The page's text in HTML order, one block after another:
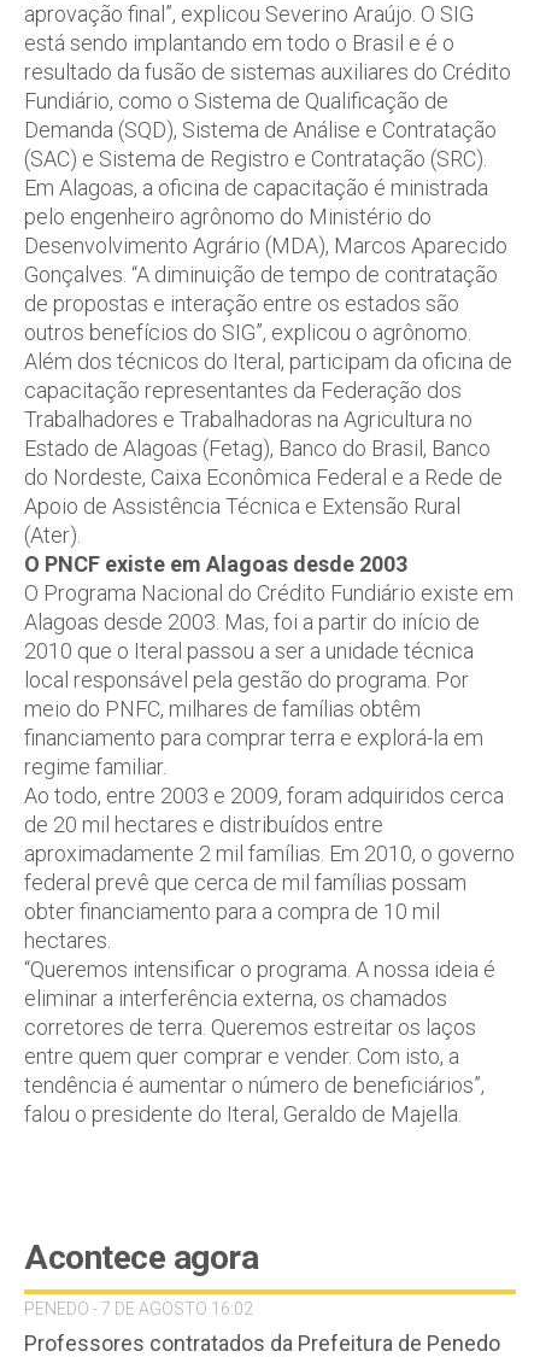
aprovação final”, explicou Severino Araújo. O SIG
está sendo implantando em todo o Brasil e é o
resultado da fusão de sistemas auxiliares do Crédito
Fundiário, como o Sistema de Qualificação de
Demanda (SQD), Sistema de Análise e Contratação
(SAC) e Sistema de Registro e Contratação (SRC).
Em Alagoas, a oficina de capacitação é ministrada
pelo engenheiro agrônomo do Ministério do
Desenvolvimento Agrário (MDA), Marcos Aparecido
Gonçalves. “A diminuição de tempo de contratação
de propostas e interação entre os estados são
outros benefícios do SIG”, explicou o agrônomo.
Além dos técnicos do Iteral, participam da oficina de
capacitação representantes da Federação dos
Trabalhadores e Trabalhadoras na Agricultura no
Estado de Alagoas (Fetag), Banco do Brasil, Banco
do Nordeste, Caixa Econômica Federal e a Rede de
Apoio de Assistência Técnica e Extensão Rural
(Ater).
O PNCF existe em Alagoas desde 2003
O Programa Nacional do Crédito Fundiário existe em
Alagoas desde 2003. Mas, foi a partir do início de
2010 que o Iteral passou a ser a unidade técnica
local responsável pela gestão do programa. Por
meio do PNFC, milhares de famílias obtêm
financiamento para comprar terra e explorá-la em
regime familiar.
Ao todo, entre 2003 e 2009, foram adquiridos cerca
de 20 mil hectares e distribuídos entre
aproximadamente 2 mil famílias. Em 2010, o governo
federal prevê que cerca de mil famílias possam
obter financiamento para a compra de 10 mil
hectares.
“Queremos intensificar o programa. A nossa ideia é
eliminar a interferência externa, os chamados
corretores de terra. Queremos estreitar os laços
entre quem quer comprar e vender. Com isto, a
tendência é aumentar o número de beneficiários”,
falou o presidente do Iteral, Geraldo de Majella.
Acontece agora
PENEDO - 7 DE AGOSTO 16:02
Professores contratados da Prefeitura de Penedo